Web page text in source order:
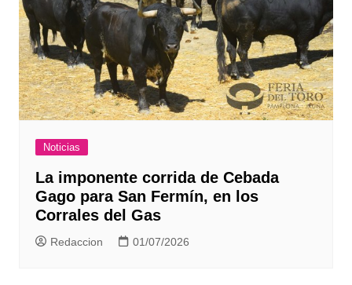
Noticias
La imponente corrida de Cebada
Gago para San Fermín, en los
Corrales del Gas
Redaccion 01/07/2026